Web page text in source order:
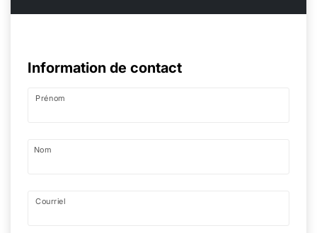
Information de contact
Prénom
Nom
Courriel